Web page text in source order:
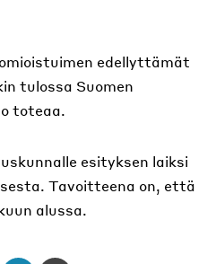
edellyttämät
tulossa Suomen
toteaa.
esityksen laiksi
Tavoitteena on, että
alussa.